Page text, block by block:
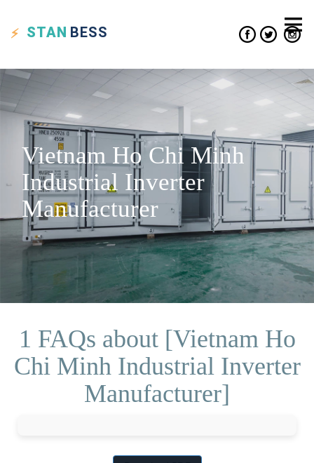
STAN BESS
Vietnam Ho Chi Minh
Industrial Inverter
Manufacturer
1 FAQs about [Vietnam Ho
Chi Minh Industrial Inverter
Manufacturer]